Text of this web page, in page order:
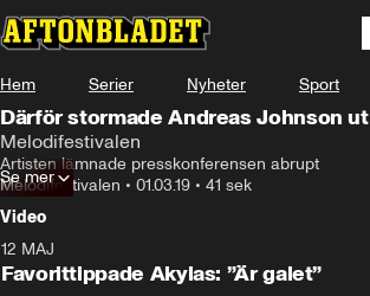
Hem Serier Nyheter Sport
Därför stormade Andreas Johnson ut
Melodifestivalen
Artisten lämnade presskonferensen abrupt
Melodifestivalen • 01.03.19 • 41 sek
Se mer
Video
12 MAJ
Favorittippade Akylas: ”Är galet”